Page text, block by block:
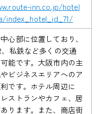
inn.co.jp/hotel
index_hotel_id_71/
心部に位置しており、
私鉄など多くの交通
能です。大阪市内の主
ビジネスエリアへのア
です。ホテル周辺に
ストランやカフェ、居
ります。また、商店街